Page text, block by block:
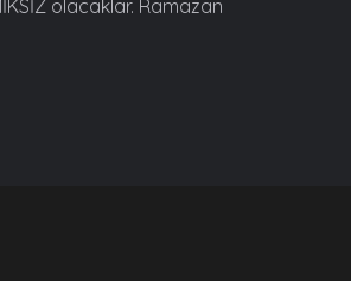
olacaklar. Ramazan